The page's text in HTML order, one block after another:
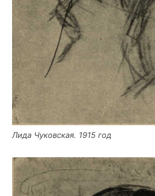
Лида Чуков­ская. 1915 год